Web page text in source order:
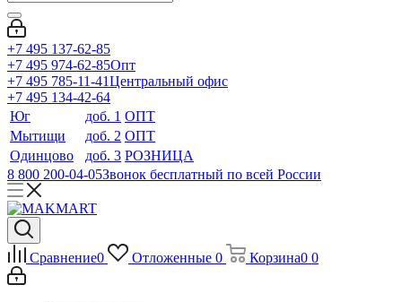
+7 495 137-62-85
+7 495 974-62-85Опт
+7 495 785-11-41Центральный офис
+7 495 134-42-64
Юг
доб. 1 ОПТ
Мытищи
доб. 2 ОПТ
Одинцово
доб. 3 РОЗНИЦА
8 800 200-04-05Звонок бесплатный по всей России
Сравнение0 Отложенные 0 Корзина0 0